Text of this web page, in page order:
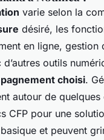
varie selon la
désiré, les
en ligne, gestion
outils
choisi.
autour de quelques
CFP pour une
et peuvent